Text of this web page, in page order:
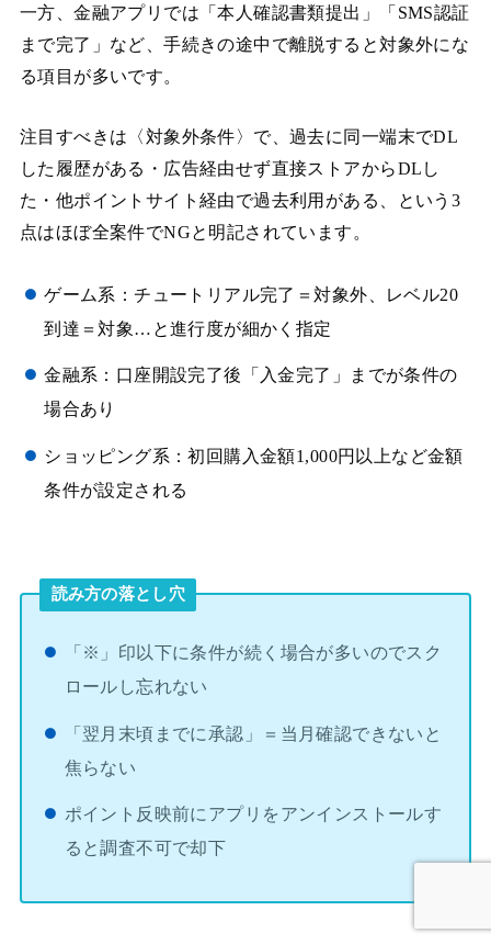
一方、金融アプリでは「本人確認書類提出」「SMS認証
まで完了」など、手続きの途中で離脱すると対象外にな
る項目が多いです。
注目すべきは〈対象外条件〉で、過去に同一端末でDL
した履歴がある・広告経由せず直接ストアからDLし
た・他ポイントサイト経由で過去利用がある、という3
点はほぼ全案件でNGと明記されています。
ゲーム系：チュートリアル完了＝対象外、レベル20
到達＝対象…と進行度が細かく指定
金融系：口座開設完了後「入金完了」までが条件の
場合あり
ショッピング系：初回購入金額1,000円以上など金額
条件が設定される
読み方の落とし穴
「※」印以下に条件が続く場合が多いのでスク
ロールし忘れない
「翌月末頃までに承認」＝当月確認できないと
焦らない
ポイント反映前にアプリをアンインストールす
ると調査不可で却下